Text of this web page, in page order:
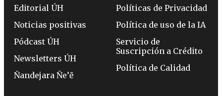
Editorial ÚH
Noticias positivas
Pódcast ÚH
Newsletters ÚH
Ñandejara Ñe’ẽ
Políticas de Privacidad
Política de uso de la IA
Servicio de
Suscripción a Crédito
Política de Calidad